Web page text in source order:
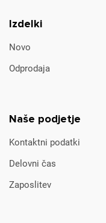
Izdelki
Novo
Odprodaja
Naše podjetje
Kontaktni podatki
Delovni čas
Zaposlitev